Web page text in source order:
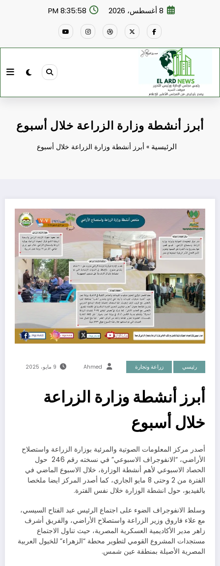
8 أغسطس، 2026 8:36:00 PM
أبرز أنشطة وزارة الزراعة خلال أسبوع
الرئيسية » أبرز أنشطة وزارة الزراعة خلال أسبوع
رئيسي زراعة وتجارة Ahmed 9 مايو، 2025
أبرز أنشطة وزارة الزراعة
خلال أسبوع
أصدر مركز المعلومات الصوتية والمرئية بوزارة الزراعة واستصلاح
الأراضي، “الانفوجراف الاسبوعي” في نسخته رقم 246 حول
الحصاد الاسبوعي لأهم أنشطة الوزارة، خلال الاسبوع الماضي في
الفترة من 2 وحتى 8 مايو الجاري، كما أصدر المركز ايضا ملخصا
بالفيديو، حول انشطة الوزارة خلال نفس الفترة.
وسلط الانفوجراف الضوء على اجتماع الرئيس عبد الفتاح السيسي،
مع علاء فاروق وزير الزراعة واستصلاح الأراضي، والفريق أشرف
زاهر مدير الأكاديمية العسكرية المصرية، حيث تناول الاجتماع
مستجدات المشروع القومي لتطوير محطة “الزهراء” للخيول العربية
المصرية الأصيلة بمنطقة عين شمس.